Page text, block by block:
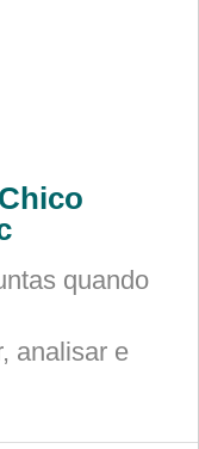
quando
analisar e